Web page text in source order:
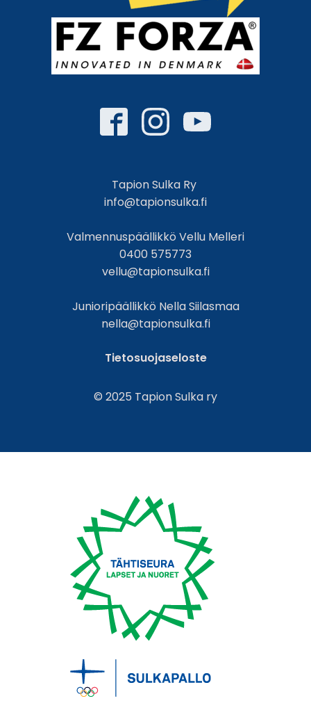
Tapion Sulka Ry
info@tapionsulka.fi
Valmennuspäällikkö Vellu Melleri
0400 575773
vellu@tapionsulka.fi
Junioripäällikkö Nella Siilasmaa
nella@tapionsulka.fi
Tietosuojaseloste
© 2025 Tapion Sulka ry